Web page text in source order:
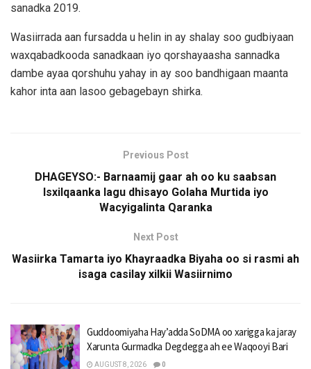
sanadka 2019.
Wasiirrada aan fursadda u helin in ay shalay soo gudbiyaan
waxqabadkooda sanadkaan iyo qorshayaasha sannadka
dambe ayaa qorshuhu yahay in ay soo bandhigaan maanta
kahor inta aan lasoo gebagebayn shirka.
Previous Post
DHAGEYSO:- Barnaamij gaar ah oo ku saabsan
Isxilqaanka lagu dhisayo Golaha Murtida iyo
Wacyigalinta Qaranka
Next Post
Wasiirka Tamarta iyo Khayraadka Biyaha oo si rasmi ah
isaga casilay xilkii Wasiirnimo
Guddoomiyaha Hay’adda SoDMA oo xarigga ka jaray
Xarunta Gurmadka Degdegga ah ee Waqooyi Bari
AUGUST 8, 2026 0